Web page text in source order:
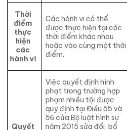
Thời
điểm
thực
hiện
các
hành vi
Các hành vi có thể
được thực hiện tại các
thời điểm khác nhau
hoặc vào cùng một thời
điểm.
Quyết
Việc quyết định hình
phạt trong trường hợp
phạm nhiều tội được
quy định tại Điều 55 và
56 của Bộ luật hình sự
năm 2015 sửa đổi, bổ